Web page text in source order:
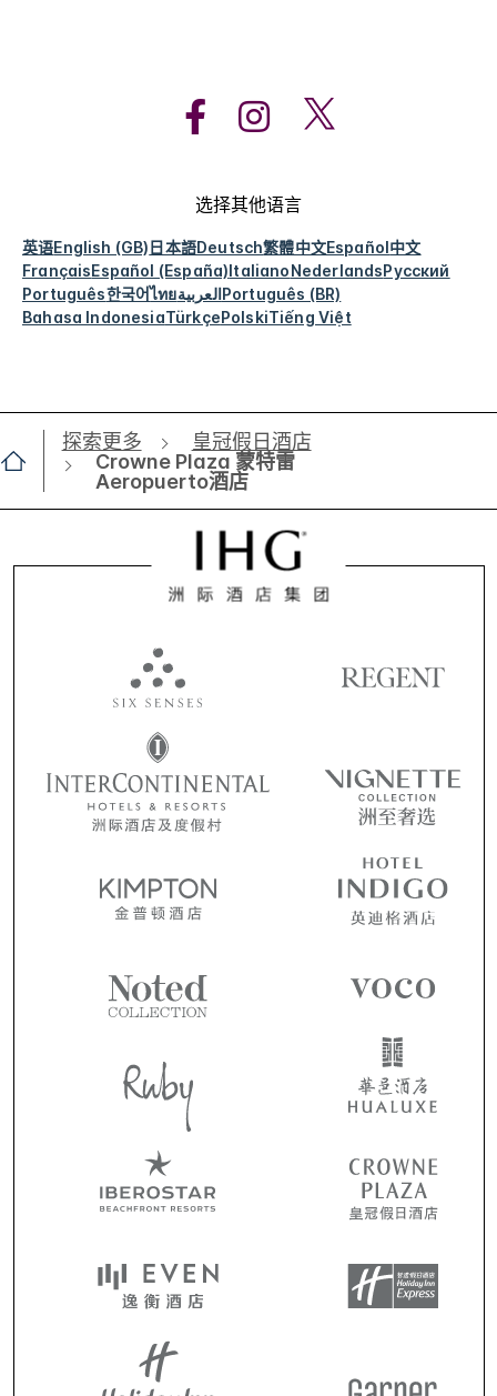
选择其他语言
英语English (GB)日本語Deutsch繁體中文Español中文
FrançaisEspañol (España)ItalianoNederlandsРусский
Português한국어ไทยالعربيةPortuguês (BR)
Bahasa IndonesiaTürkçePolskiTiếng Việt
探索更多
皇冠假日酒店
Crowne Plaza 蒙特雷
Aeropuerto酒店